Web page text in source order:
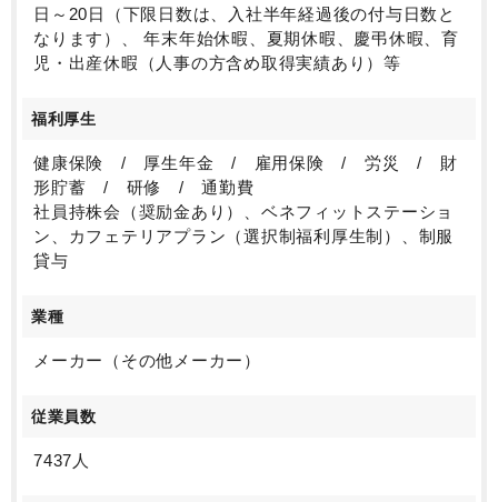
日～20日（下限日数は、入社半年経過後の付与日数と
なります）、 年末年始休暇、夏期休暇、慶弔休暇、育
児・出産休暇（人事の方含め取得実績あり）等
福利厚生
健康保険 / 厚生年金 / 雇用保険 / 労災 / 財
形貯蓄 / 研修 / 通勤費
社員持株会（奨励金あり）、ベネフィットステーショ
ン、カフェテリアプラン（選択制福利厚生制）、制服
貸与
業種
メーカー（その他メーカー）
従業員数
7437人